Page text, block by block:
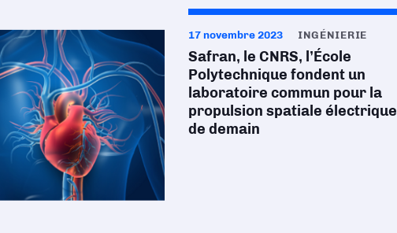
17 novembre 2023 INGÉNIERIE
Safran, le CNRS, l’École
Polytechnique fondent un
laboratoire commun pour la
propulsion spatiale électrique
de demain